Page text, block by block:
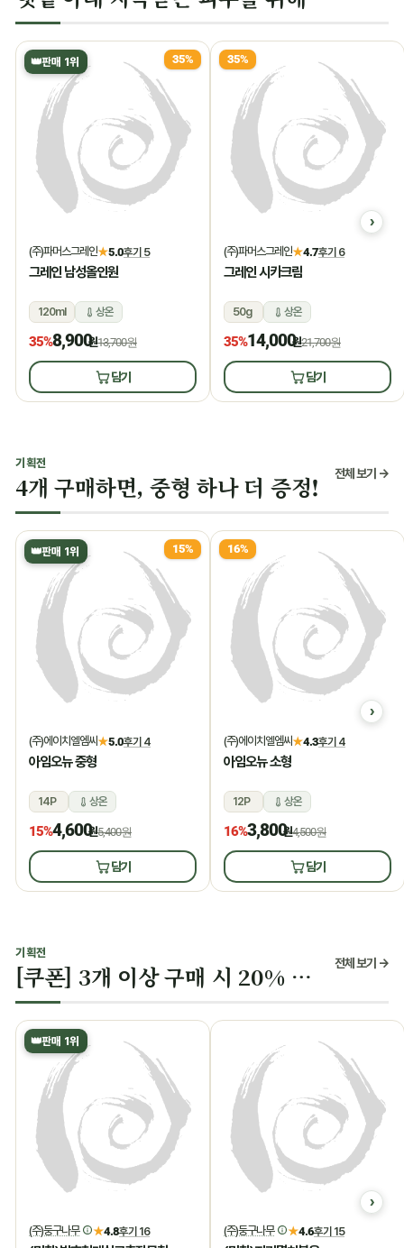
👑판매 1위 35%
(주)파머스그레인★5.0후기 5
그레인 남성올인원
120ml 상온
35%8,900원13,700원
담기
35%
(주)파머스그레인★4.7후기 6
그레인 시카크림
50g 상온
35%14,000원21,700원
담기
기획전
4개 구매하면, 중형 하나 더 증정! 전체 보기 →
👑판매 1위 15%
(주)에이치엘엠씨★5.0후기 4
아임오뉴 중형
14P 상온
15%4,600원5,400원
담기
16%
(주)에이치엘엠씨★4.3후기 4
아임오뉴 소형
12P 상온
16%3,800원4,500원
담기
기획전
[쿠폰] 3개 이상 구매 시 20% 할인 전체 보기 →
👑판매 1위
(주)둥구나무 ★4.8후기 16 (주)둥구나무 ★4.6후기 15